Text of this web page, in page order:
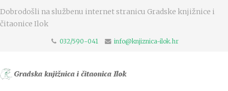
Dobrodošli na službenu internet stranicu Gradske knjižnice i
čitaonice Ilok
032/590-041 info@knjiznica-ilok.hr